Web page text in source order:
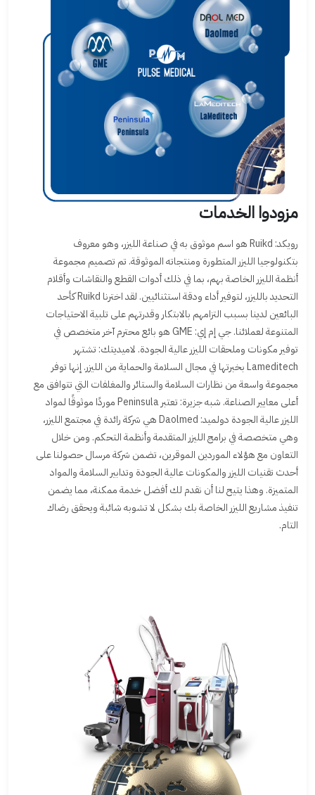
مزودوا الخدمات
رويكد: Ruikd هو اسم موثوق به في صناعة الليزر، وهو معروف
بتكنولوجيا الليزر المتطورة ومنتجاته الموثوقة. تم تصميم مجموعة
أنظمة الليزر الخاصة بهم، بما في ذلك أدوات القطع والنقاشات وأقلام
التحديد بالليزر، لتوفير أداء ودقة استثنائيين. لقد اخترنا Ruikd كأحد
البائعين لدينا بسبب التزامهم بالابتكار وقدرتهم على تلبية الاحتياجات
المتنوعة لعملائنا. جي إم إي: GME هو بائع محترم آخر متخصص في
توفير مكونات وملحقات الليزر عالية الجودة. لاميديتك: تشتهر
Lameditech بخبرتها في مجال السلامة والحماية من الليزر. إنها توفر
مجموعة واسعة من نظارات السلامة والستائر والمغلفات التي تتوافق مع
أعلى معايير الصناعة. شبه جزيرة: تعتبر Peninsula موردًا موثوقًا لمواد
الليزر عالية الجودة دولميد: Daolmed هي شركة رائدة في مجتمع الليزر،
وهي متخصصة في برامج الليزر المتقدمة وأنظمة التحكم. ومن خلال
التعاون مع هؤلاء الموردين الموقرين، تضمن شركة مرسال حصولنا على
أحدث تقنيات الليزر والمكونات عالية الجودة وتدابير السلامة والمواد
المتميزة. وهذا يتيح لنا أن نقدم لك أفضل خدمة ممكنة، مما يضمن
تنفيذ مشاريع الليزر الخاصة بك بشكل لا تشوبه شائبة ويحقق رضاك
التام.